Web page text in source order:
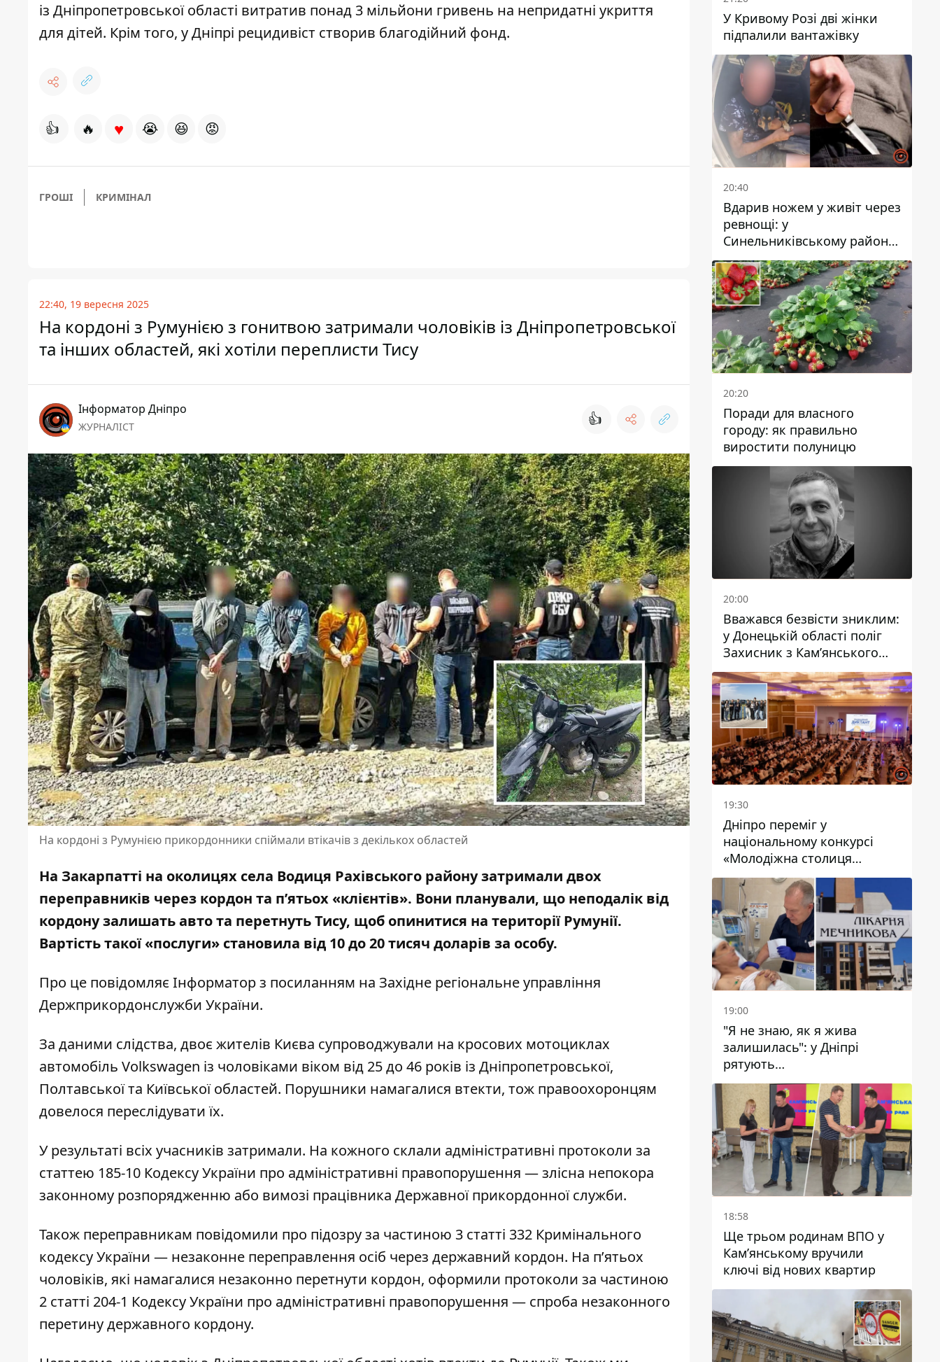
із Дніпропетровської області витратив понад 3 мільйони гривень на непридатні укриття
для дітей. Крім того, у Дніпрі рецидивіст створив благодійний фонд.
👍 🔥 ♥ 😭 😆 😡
ГРОШІ КРИМІНАЛ
22:40, 19 вересня 2025
На кордоні з Румунією з гонитвою затримали чоловіків із Дніпропетровської
та інших областей, які хотіли переплисти Тису
Інформатор Дніпро
ЖУРНАЛІСТ 👍
На кордоні з Румунією прикордонники спіймали втікачів з декількох областей
На Закарпатті на околицях села Водиця Рахівського району затримали двох
переправників через кордон та п’ятьох «клієнтів». Вони планували, що неподалік від
кордону залишать авто та перетнуть Тису, щоб опинитися на території Румунії.
Вартість такої «послуги» становила від 10 до 20 тисяч доларів за особу.
Про це повідомляє Інформатор з посиланням на Західне регіональне управління
Держприкордонслужби України.
За даними слідства, двоє жителів Києва супроводжували на кросових мотоциклах
автомобіль Volkswagen із чоловіками віком від 25 до 46 років із Дніпропетровської,
Полтавської та Київської областей. Порушники намагалися втекти, тож правоохоронцям
довелося переслідувати їх.
У результаті всіх учасників затримали. На кожного склали адміністративні протоколи за
статтею 185-10 Кодексу України про адміністративні правопорушення — злісна непокора
законному розпорядженню або вимозі працівника Державної прикордонної служби.
Також переправникам повідомили про підозру за частиною 3 статті 332 Кримінального
кодексу України — незаконне переправлення осіб через державний кордон. На п’ятьох
чоловіків, які намагалися незаконно перетнути кордон, оформили протоколи за частиною
2 статті 204-1 Кодексу України про адміністративні правопорушення — спроба незаконного
перетину державного кордону.
У Кривому Розі дві жінки
підпалили вантажівку
20:40
Вдарив ножем у живіт через
ревнощі: у
Синельниківському районі
затримали 49-річного
чоловіка за вбивство
20:20
Поради для власного
городу: як правильно
виростити полуницю
20:00
Вважався безвісти зниклим:
у Донецькій області поліг
Захисник з Кам’янського
Антон Красовський
19:30
Дніпро переміг у
національному конкурсі
«Молодіжна столиця
України – 2026»
19:00
"Я не знаю, як я жива
залишилась": у Дніпрі
рятують
військовослужбовицю та
мати чотирьох дітей, яку
поранив КАБ
18:58
Ще трьом родинам ВПО у
Кам’янському вручили
ключі від нових квартир